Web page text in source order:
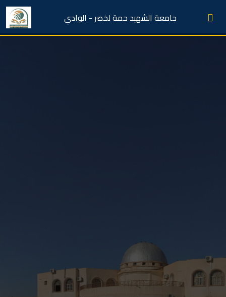
جامعة الشهيد حمة لخضر - الوادي